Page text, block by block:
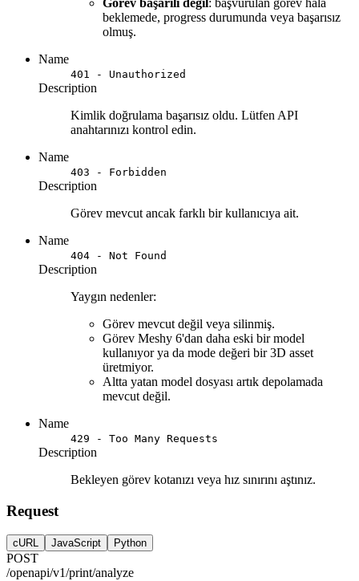
Görev başarılı değil : başvurulan görev hâlâ
beklemede, progress durumunda veya başarısız
olmuş.
Name
401 - Unauthorized
Description
Kimlik doğrulama başarısız oldu. Lütfen API
anahtarınızı kontrol edin.
Name
403 - Forbidden
Description
Görev mevcut ancak farklı bir kullanıcıya ait.
Name
404 - Not Found
Description
Yaygın nedenler:
Görev mevcut değil veya silinmiş.
Görev Meshy 6'dan daha eski bir model
kullanıyor ya da mode değeri bir 3D asset
üretmiyor.
Altta yatan model dosyası artık depolamada
mevcut değil.
Name
429 - Too Many Requests
Description
Bekleyen görev kotanızı veya hız sınırını aştınız.
Request
cURL JavaScript Python
POST
/openapi/v1/print/analyze